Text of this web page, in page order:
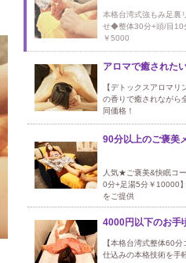
本格台湾式強もみ足裏
せ◆整体30分+頭/目10
￥5000
アロマで癒された
【デトックスアロマ
の香りで癒されながら
同価格！
90分以上のご褒美
人気★ご褒美&快眠コ
0分+足湯5分￥10000
をご提供
4000円以下のお手
【本格台湾式整体60
仕込みの本格技術を手